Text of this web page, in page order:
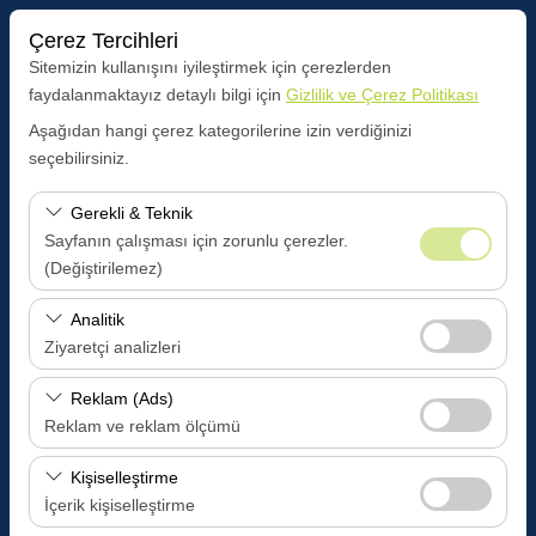
Çerez Tercihleri
Sitemizin kullanışını iyileştirmek için çerezlerden
faydalanmaktayız detaylı bilgi için Gizlilik ve Çerez Politikası
Aşağıdan hangi çerez kategorilerine izin verdiğinizi
seçebilirsiniz.
Gerekli & Teknik
Sayfanın çalışması için zorunlu çerezler.
(Değiştirilemez)
Bu çerezler sitenin doğru şekilde çalışması, güvenlik,
oturum yönetimi ve temel işlevler için gereklidir. Devre
dışı bırakılamaz.
Analitik
Ziyaretçi analizleri
Bu çerezler, sitemizin nasıl kullanıldığını (ziyaretçi sayısı,
en çok ziyaret edilen sayfalar, kullanıcı davranışları)
analiz etmemizi sağlar. Bu veriler, web sitesi
performansını ölçmek ve kullanıcı deneyimini sürekli
iyileştirmek için kullanılır.
Reklam (Ads)
Reklam ve reklam ölçümü
Bu çerezler, size ilgi alanlarınıza uygun kişiselleştirilmiş
reklamlar göstermemize ve reklam kampanyalarımızın
etkinliğini (gösterim sayısı, tıklama oranı) ölçmemize
Kişiselleştirme
İçerik kişiselleştirme
Araç Alış Yeri
Farklı yerde bırakmak istiyorum
Araç Alım Tarihi